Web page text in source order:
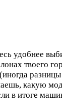
удобнее
твоего
какую
в итоге